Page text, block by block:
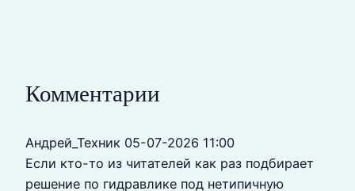
Комментарии
Андрей_Техник 05-07-2026 11:00
Если кто-то из читателей как раз подбирает
решение по гидравлике под нетипичную